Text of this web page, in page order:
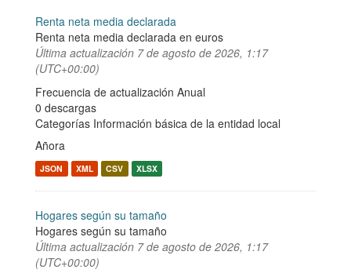
Renta neta media declarada
Renta neta media declarada en euros
Última actualización 7 de agosto de 2026, 1:17
(UTC+00:00)
Frecuencia de actualización Anual
0 descargas
Categorías Información básica de la entidad local
Añora
JSON XML CSV XLSX
Hogares según su tamaño
Hogares según su tamaño
Última actualización 7 de agosto de 2026, 1:17
(UTC+00:00)